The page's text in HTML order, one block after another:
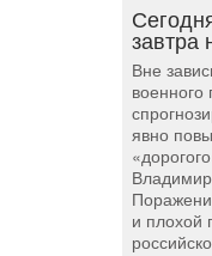
завтра
Вне
явно
и плохой